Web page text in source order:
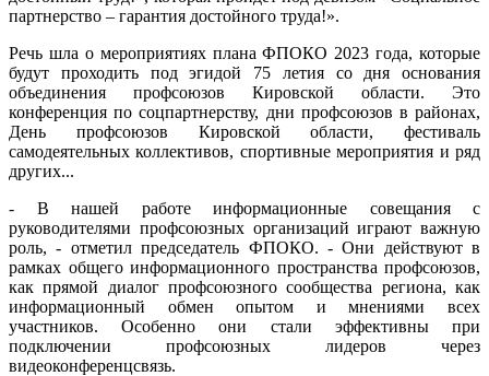
партнерство – гарантия достойного труда!».
Речь шла о мероприятиях плана ФПОКО 2023 года, которые
будут проходить под эгидой 75 летия со дня основания
объединения профсоюзов Кировской области. Это
конференция по соцпартнерству, дни профсоюзов в районах,
День профсоюзов Кировской области, фестиваль
самодеятельных коллективов, спортивные мероприятия и ряд
других...
- В нашей работе информационные совещания с
руководителями профсоюзных организаций играют важную
роль, - отметил председатель ФПОКО. - Они действуют в
рамках общего информационного пространства профсоюзов,
как прямой диалог профсоюзного сообщества региона, как
информационный обмен опытом и мнениями всех
участников. Особенно они стали эффективны при
подключении профсоюзных лидеров через
видеоконференцсвязь.